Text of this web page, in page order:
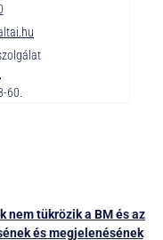
60.
nem tükrözik a BM és az
és megjelenésének